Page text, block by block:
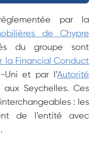
par la
de Chypre
du groupe sont
la Financial Conduct
Uni et par l’Autorité
aux Seychelles. Ces
: les
de l’entité avec